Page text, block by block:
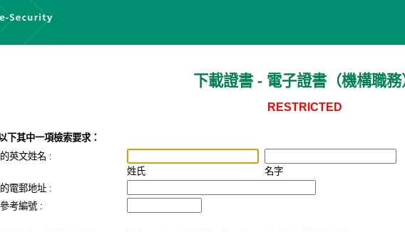
下載證書 - 電子證書（機構職務
RESTRICTED
下其中一項檢索要求：
英文姓名 :
姓氏
名字
電郵地址:
考編號: